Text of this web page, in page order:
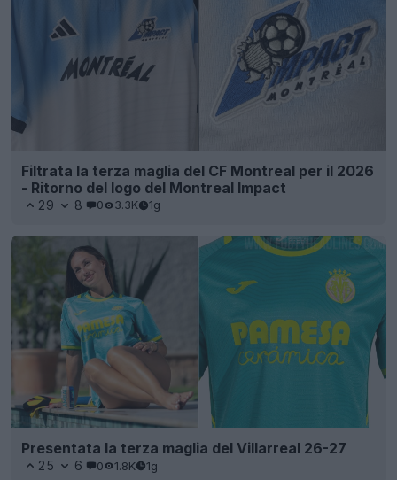
Filtrata la terza maglia del CF Montreal per il 2026
- Ritorno del logo del Montreal Impact
29 8 0 3.3K 1g
Presentata la terza maglia del Villarreal 26-27
25 6 0 1.8K 1g